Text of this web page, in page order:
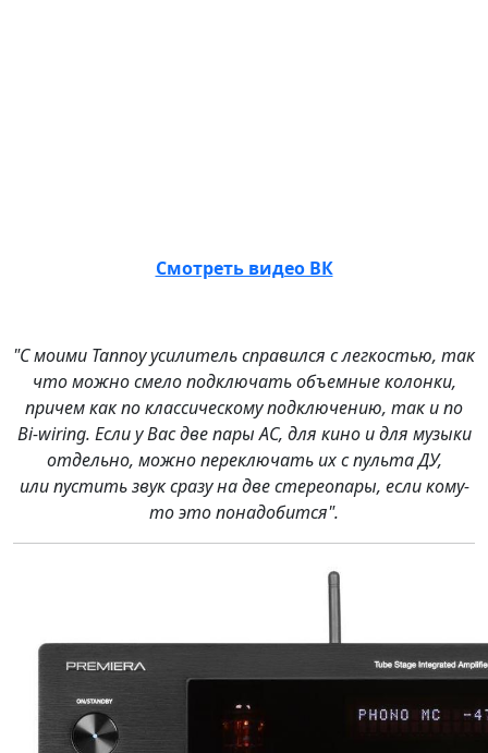
Смотреть видео ВК
"С моими Tannoy усилитель справился с легкостью, так
что можно смело подключать объемные колонки,
причем как по классическому подключению, так и по
Bi-wiring. Если у Вас две пары АС, для кино и для музыки
отдельно, можно переключать их с пульта ДУ,
или пустить звук сразу на две стереопары, если кому-
то это понадобится".